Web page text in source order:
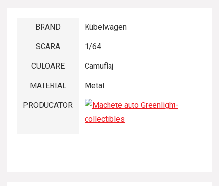
BRAND Kübelwagen
SCARA 1/64
CULOARE Camuflaj
MATERIAL Metal
PRODUCATOR